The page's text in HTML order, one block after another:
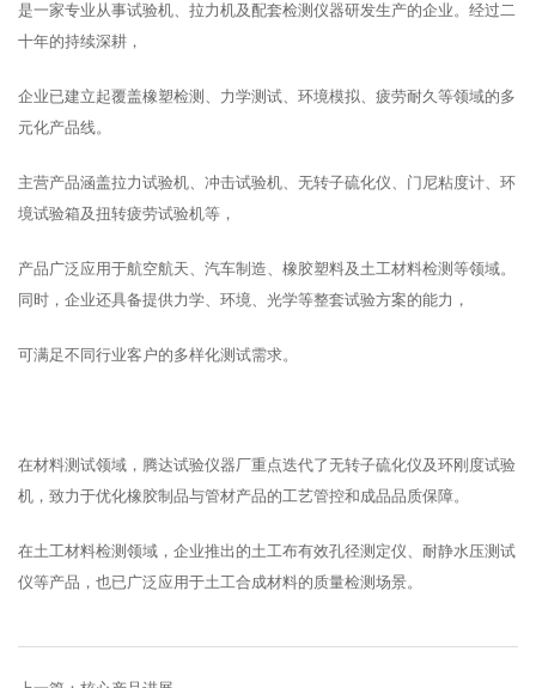
是一家专业从事试验机、拉力机及配套检测仪器研发生产的企业。经过二
十年的持续深耕，
企业已建立起覆盖橡塑检测、力学测试、环境模拟、疲劳耐久等领域的多
元化产品线。
主营产品涵盖拉力试验机、冲击试验机、无转子硫化仪、门尼粘度计、环
境试验箱及扭转疲劳试验机等，
产品广泛应用于航空航天、汽车制造、橡胶塑料及土工材料检测等领域。
同时，企业还具备提供力学、环境、光学等整套试验方案的能力，
可满足不同行业客户的多样化测试需求。
在材料测试领域，腾达试验仪器厂重点迭代了无转子硫化仪及环刚度试验
机，致力于优化橡胶制品与管材产品的工艺管控和成品品质保障。
在土工材料检测领域，企业推出的土工布有效孔径测定仪、耐静水压测试
仪等产品，也已广泛应用于土工合成材料的质量检测场景。